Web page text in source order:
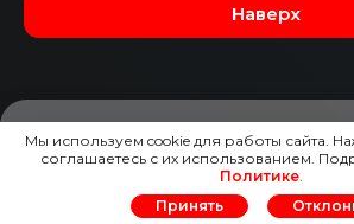
Наверх
Мы используем cookie для работы сайта.
соглашаетесь с их использованием.
Политике.
Принять
ЗАЯВКА НА ЭТОТ АВТО